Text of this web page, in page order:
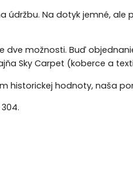
údržbu. Na dotyk jemné, ale
možnosti. Buď
Sky Carpet (koberce a
historickej hodnoty, naša